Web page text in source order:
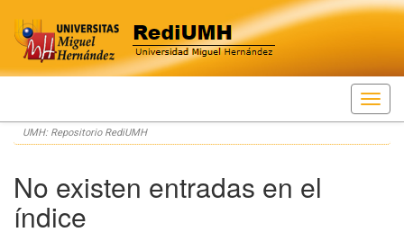
Skip
navigation
UMH: Repositorio RediUMH
No existen entradas en el
índice